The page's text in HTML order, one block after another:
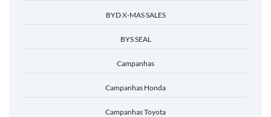
BYD X-MAS SALES
BYS SEAL
Campanhas
Campanhas Honda
Campanhas Toyota